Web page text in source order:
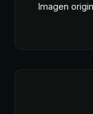
Imagen